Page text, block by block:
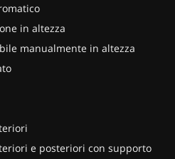
in altezza
manualmente in altezza
e posteriori con supporto